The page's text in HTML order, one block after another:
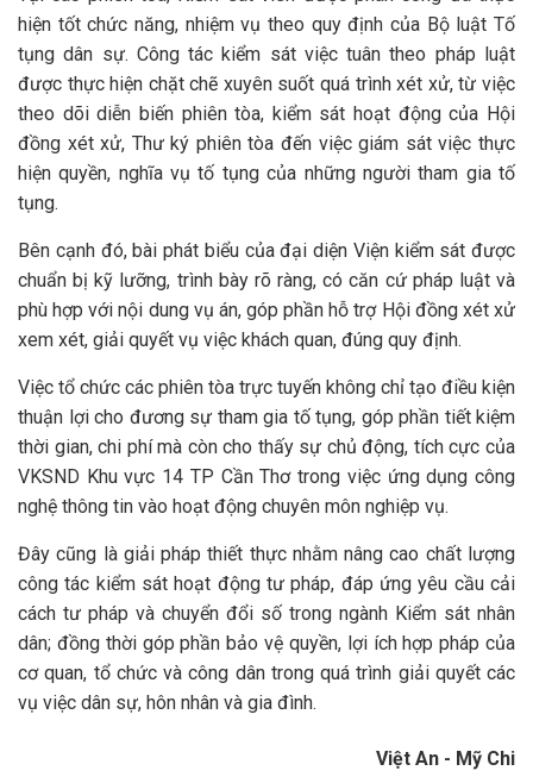
hiện tốt chức năng, nhiệm vụ theo quy định của Bộ luật Tố
tụng dân sự. Công tác kiểm sát việc tuân theo pháp luật
được thực hiện chặt chẽ xuyên suốt quá trình xét xử, từ việc
theo dõi diễn biến phiên tòa, kiểm sát hoạt động của Hội
đồng xét xử, Thư ký phiên tòa đến việc giám sát việc thực
hiện quyền, nghĩa vụ tố tụng của những người tham gia tố
tụng.
Bên cạnh đó, bài phát biểu của đại diện Viện kiểm sát được
chuẩn bị kỹ lưỡng, trình bày rõ ràng, có căn cứ pháp luật và
phù hợp với nội dung vụ án, góp phần hỗ trợ Hội đồng xét xử
xem xét, giải quyết vụ việc khách quan, đúng quy định.
Việc tổ chức các phiên tòa trực tuyến không chỉ tạo điều kiện
thuận lợi cho đương sự tham gia tố tụng, góp phần tiết kiệm
thời gian, chi phí mà còn cho thấy sự chủ động, tích cực của
VKSND Khu vực 14 TP Cần Thơ trong việc ứng dụng công
nghệ thông tin vào hoạt động chuyên môn nghiệp vụ.
Đây cũng là giải pháp thiết thực nhằm nâng cao chất lượng
công tác kiểm sát hoạt động tư pháp, đáp ứng yêu cầu cải
cách tư pháp và chuyển đổi số trong ngành Kiểm sát nhân
dân; đồng thời góp phần bảo vệ quyền, lợi ích hợp pháp của
cơ quan, tổ chức và công dân trong quá trình giải quyết các
vụ việc dân sự, hôn nhân và gia đình.
Việt An - Mỹ Chi